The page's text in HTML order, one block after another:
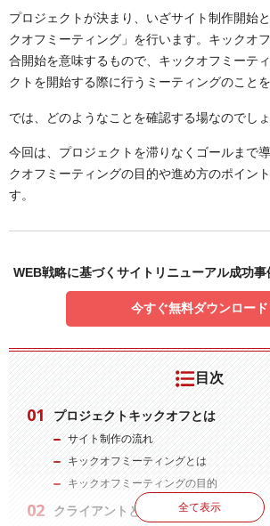
プロジェクトが決まり、いざサイト制作開始
クオフミーティング」を行います。キックオ
合開始を意味するもので、キックオフミーテ
クトを開始する際に行うミーティングのことを
では、どのようなことを確認する場なのでし
今回は、プロジェクトを滞りなくゴールまで
クオフミーティングの目的や進め方のポイン
す。
WEB戦略に基づくサイトリニューアル成功
今すぐ無料ダウンロード
目次
プロジェクトキックオフとは
サイト制作の流れ
キックオフミーティングとは
キックオフミーティングの目的
クライアントとのキックオフ
全て表示